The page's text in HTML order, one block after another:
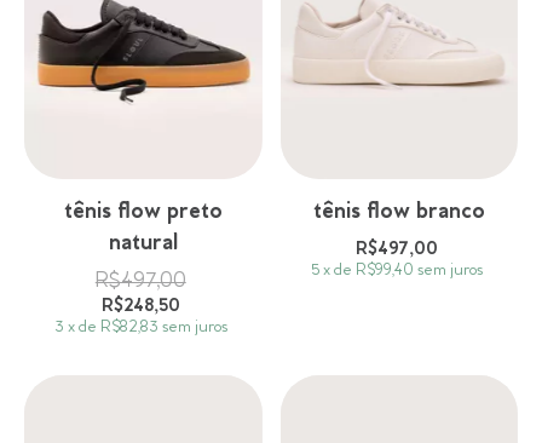
tênis flow preto
natural
R$497,00
R$248,50
3 x de R$82,83 sem juros
tênis flow branco
R$497,00
5 x de R$99,40 sem juros